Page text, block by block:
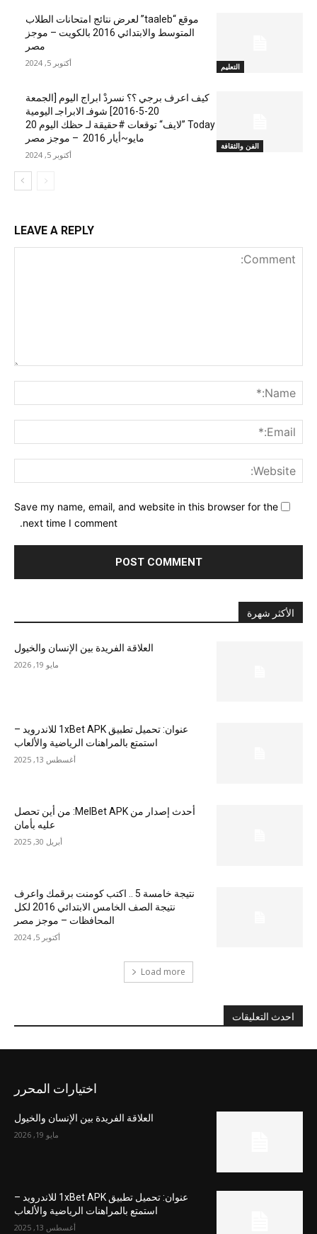
التعليم
موقع “taaleb” لعرض نتائج امتحانات الطلاب
المتوسط والابتدائي 2016 بالكويت – موجز
مصر
أكتوبر 5, 2024
الفن والثقافة
كيف اعرف برجي ؟؟ نسردْ ابراج اليوم [الجمعة
20-5-2016] شوفـ الابراجـ اليومية
Today ”لايف“ توقعات #حقيقة لـ حظك اليوم 20
مايو~أيار 2016 – موجز مصر
أكتوبر 5, 2024
LEAVE A REPLY
Save my name, email, and website in this browser for the
next time I comment.
الأكثر شهرة
العلاقة الفريدة بين الإنسان والخيول
مايو 19, 2026
عنوان: تحميل تطبيق 1xBet APK للاندرويد –
استمتع بالمراهنات الرياضية والألعاب
أغسطس 13, 2025
أحدث إصدار من MelBet APK: من أين تحصل
عليه بأمان
أبريل 30, 2025
نتيجة خامسة 5 .. اكتب كومنت برقمك واعرف
نتيجة الصف الخامس الابتدائي 2016 لكل
المحافظات – موجز مصر
أكتوبر 5, 2024
Load more
احدث التعليقات
اختيارات المحرر
العلاقة الفريدة بين الإنسان والخيول
مايو 19, 2026
عنوان: تحميل تطبيق 1xBet APK للاندرويد –
استمتع بالمراهنات الرياضية والألعاب
أغسطس 13, 2025